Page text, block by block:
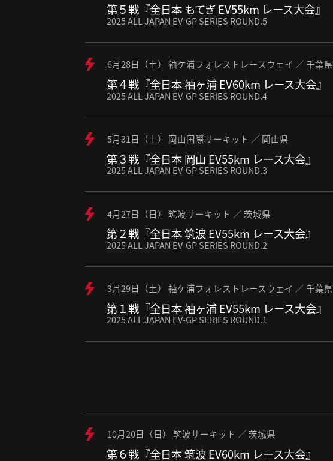
第５戦『全日本 もてぎ EV55km レース大会』
2025 ALL JAPAN EV-GP SERIES ROUND.5
6月28日（土） 袖ケ浦フォレストレースウェイ ／ 千葉県
第４戦『全日本 袖ヶ浦 EV60km レース大会』
2025 ALL JAPAN EV-GP SERIES ROUND.4
5月31日（土） 岡山国際サーキット ／ 岡山県
第３戦『全日本 岡山 EV55km レース大会』
2025 ALL JAPAN EV-GP SERIES ROUND.3
4月27日（日） 筑波サーキット ／ 茨城県
第２戦『全日本 筑波 EV55km レース大会』
2025 ALL JAPAN EV-GP SERIES ROUND.2
3月29日（土） 袖ケ浦フォレストレースウェイ ／ 千葉県
第１戦『全日本 袖ヶ浦 EV55km レース大会』
2025 ALL JAPAN EV-GP SERIES ROUND.1
10月20日（日） 筑波サーキット ／ 茨城県
第６戦『全日本 筑波 EV60km レース大会』